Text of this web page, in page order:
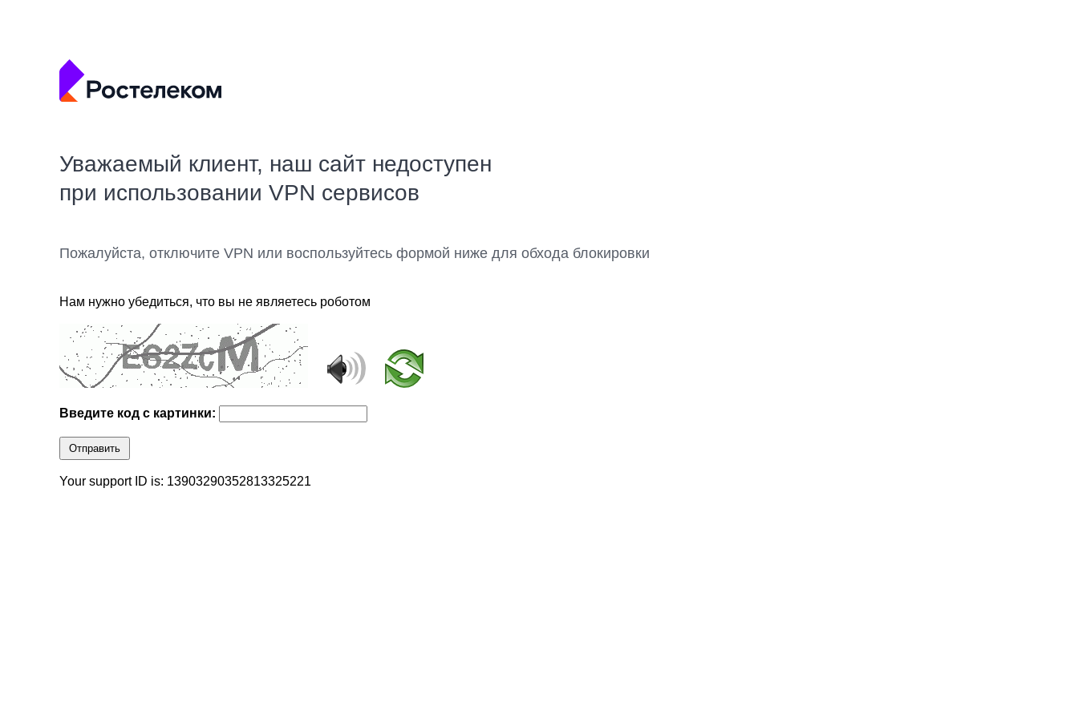
Уважаемый клиент, наш сайт недоступен
при использовании VPN сервисов
Пожалуйста, отключите VPN или воспользуйтесь формой ниже для обхода блокировки
Нам нужно убедиться, что вы не являетесь роботом
Введите код с картинки:
Отправить
Your support ID is: 13903290352813325221